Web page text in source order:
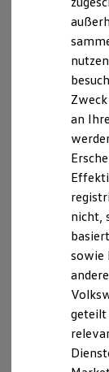
Laden
an
nicht,
sowie
geteilt